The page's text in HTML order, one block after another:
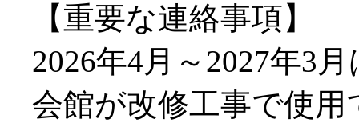
【重要な連絡事項】
2026年4月～2027年3
会館が改修工事で使